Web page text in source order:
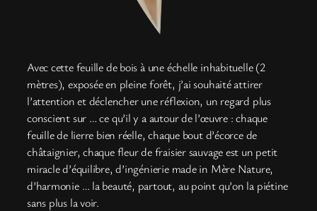
Avec cette feuille de bois à une échelle inhabituelle (2
mètres), exposée en pleine forêt, j’ai souhaité attirer
l’attention et déclencher une réflexion, un regard plus
conscient sur … ce qu’il y a autour de l’œuvre : chaque
feuille de lierre bien réelle, chaque bout d’écorce de
châtaignier, chaque fleur de fraisier sauvage est un petit
miracle d’équilibre, d’ingénierie made in Mère Nature,
d’harmonie … la beauté, partout, au point qu’on la piétine
sans plus la voir.